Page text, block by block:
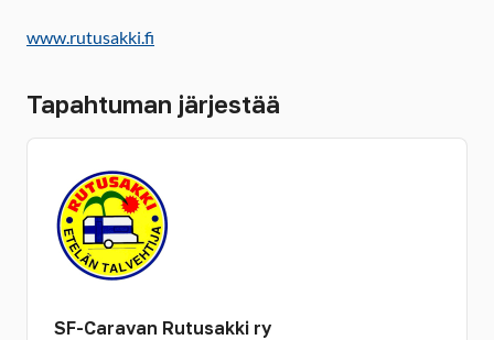
www.rutusakki.fi
Tapahtuman järjestää
SF-Caravan Rutusakki ry